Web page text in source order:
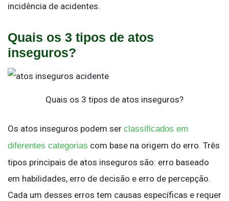
incidência de acidentes.
Quais os 3 tipos de atos
inseguros?
Quais os 3 tipos de atos inseguros?
Os atos inseguros podem ser classificados em
diferentes categorias com base na origem do erro. Três
tipos principais de atos inseguros são: erro baseado
em habilidades, erro de decisão e erro de percepção.
Cada um desses erros tem causas específicas e requer